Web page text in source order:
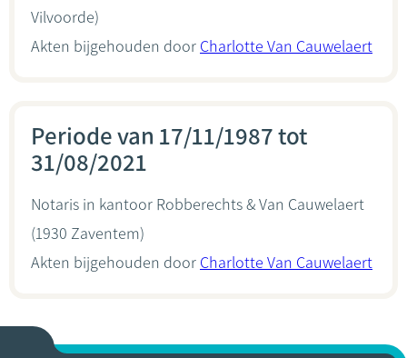
Vilvoorde)
Akten bijgehouden door Charlotte Van Cauwelaert
Periode van 17/11/1987 tot
31/08/2021
Notaris in kantoor Robberechts & Van Cauwelaert
(1930 Zaventem)
Akten bijgehouden door Charlotte Van Cauwelaert